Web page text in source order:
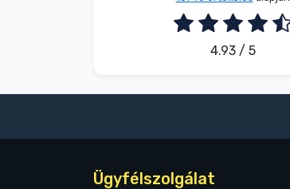
4.93 / 5
Ügyfélszolgálat